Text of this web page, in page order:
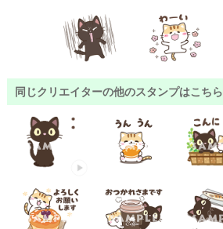
同じクリエイターの他のスタンプはこちら